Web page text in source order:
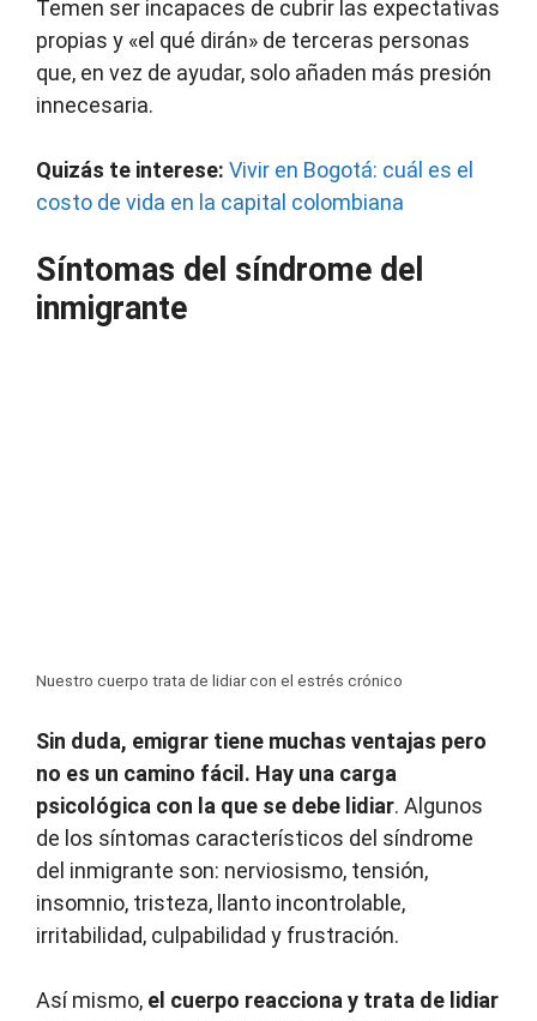
Temen ser incapaces de cubrir las expectativas
propias y «el qué dirán» de terceras personas
que, en vez de ayudar, solo añaden más presión
innecesaria.
Quizás te interese: Vivir en Bogotá: cuál es el
costo de vida en la capital colombiana
Síntomas del síndrome del
inmigrante
Nuestro cuerpo trata de lidiar con el estrés crónico
Sin duda, emigrar tiene muchas ventajas pero
no es un camino fácil. Hay una carga
psicológica con la que se debe lidiar. Algunos
de los síntomas característicos del síndrome
del inmigrante son: nerviosismo, tensión,
insomnio, tristeza, llanto incontrolable,
irritabilidad, culpabilidad y frustración.
Así mismo, el cuerpo reacciona y trata de lidiar